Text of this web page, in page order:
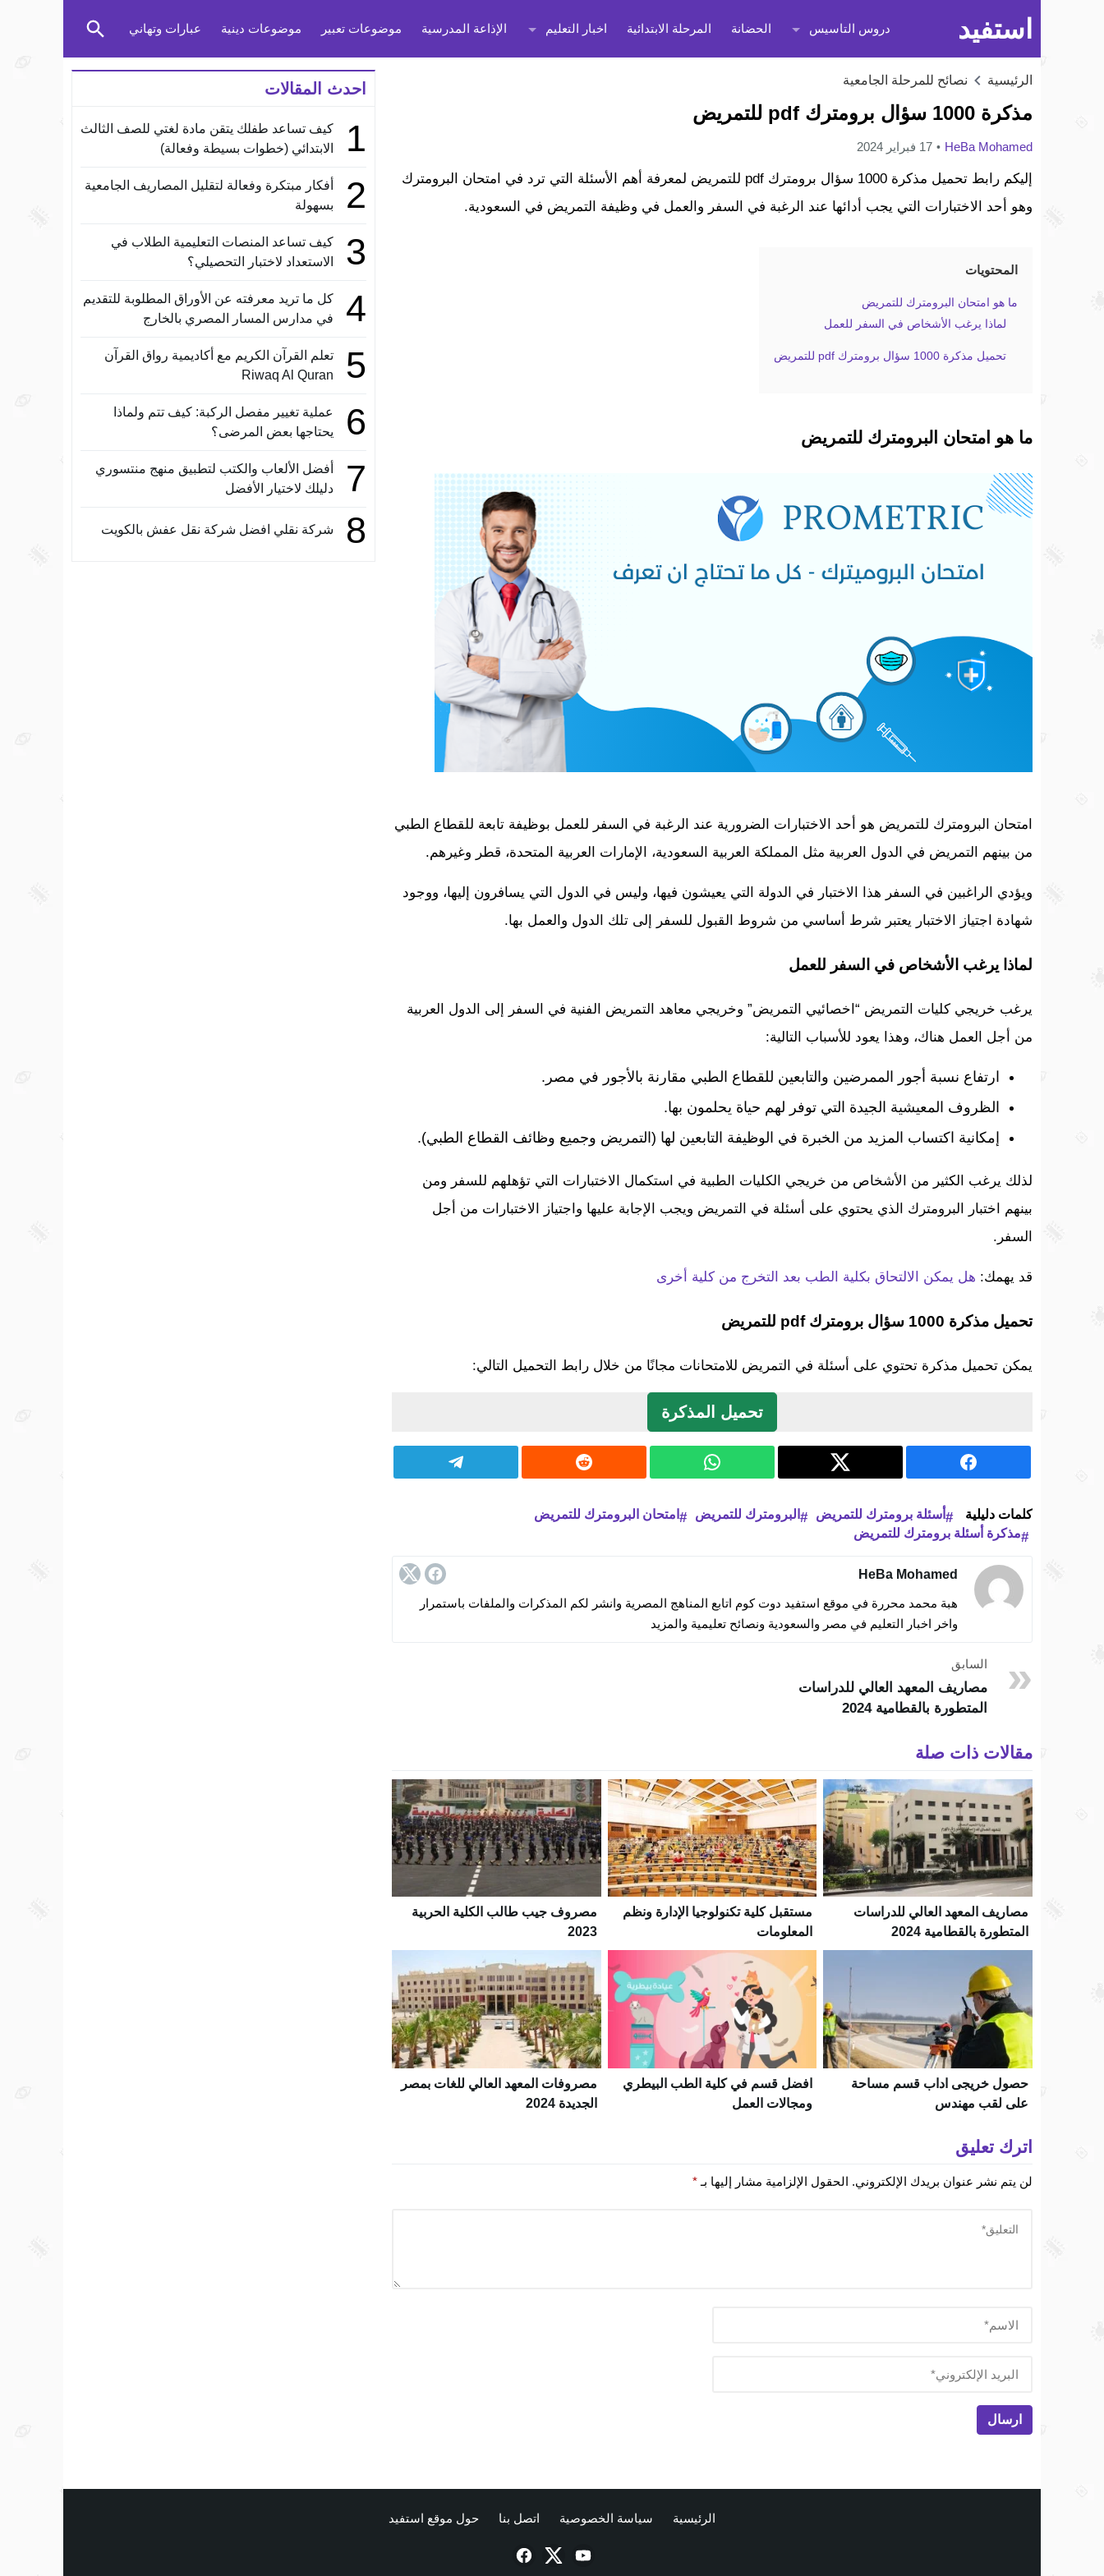
استفيد دروس التاسيس الحضانة المرحلة الابتدائية اخبار التعليم الإذاعة المدرسية موضوعات تعبير موضوعات دينية عبارات وتهاني
الرئيسية نصائح للمرحلة الجامعية
مذكرة 1000 سؤال برومترك pdf للتمريض
HeBa Mohamed 17 فبراير 2024
إليكم رابط تحميل مذكرة 1000 سؤال برومترك pdf للتمريض لمعرفة أهم الأسئلة التي ترد في امتحان البرومترك
وهو أحد الاختبارات التي يجب أدائها عند الرغبة في السفر والعمل في وظيفة التمريض في السعودية.
المحتويات
ما هو امتحان البرومترك للتمريض
لماذا يرغب الأشخاص في السفر للعمل
تحميل مذكرة 1000 سؤال برومترك pdf للتمريض
ما هو امتحان البرومترك للتمريض
امتحان البرومترك للتمريض هو أحد الاختبارات الضرورية عند الرغبة في السفر للعمل بوظيفة تابعة للقطاع الطبي
من بينهم التمريض في الدول العربية مثل المملكة العربية السعودية، الإمارات العربية المتحدة، قطر وغيرهم.
ويؤدي الراغبين في السفر هذا الاختبار في الدولة التي يعيشون فيها، وليس في الدول التي يسافرون إليها، ووجود
شهادة اجتياز الاختبار يعتبر شرط أساسي من شروط القبول للسفر إلى تلك الدول والعمل بها.
لماذا يرغب الأشخاص في السفر للعمل
يرغب خريجي كليات التمريض “اخصائيي التمريض” وخريجي معاهد التمريض الفنية في السفر إلى الدول العربية
من أجل العمل هناك، وهذا يعود للأسباب التالية:
ارتفاع نسبة أجور الممرضين والتابعين للقطاع الطبي مقارنة بالأجور في مصر.
الظروف المعيشية الجيدة التي توفر لهم حياة يحلمون بها.
إمكانية اكتساب المزيد من الخبرة في الوظيفة التابعين لها (التمريض وجميع وظائف القطاع الطبي).
لذلك يرغب الكثير من الأشخاص من خريجي الكليات الطبية في استكمال الاختبارات التي تؤهلهم للسفر ومن
بينهم اختبار البرومترك الذي يحتوي على أسئلة في التمريض ويجب الإجابة عليها واجتياز الاختبارات من أجل
السفر.
قد يهمك: هل يمكن الالتحاق بكلية الطب بعد التخرج من كلية أخرى
تحميل مذكرة 1000 سؤال برومترك pdf للتمريض
يمكن تحميل مذكرة تحتوي على أسئلة في التمريض للامتحانات مجانًا من خلال رابط التحميل التالي:
تحميل المذكرة
كلمات دليلية أسئلة برومترك للتمريض البرومترك للتمريض
امتحان البرومترك للتمريض
مذكرة أسئلة برومترك للتمريض
HeBa Mohamed
هبة محمد محررة في موقع استفيد دوت كوم اتابع المناهج المصرية وانشر لكم المذكرات والملفات باستمرار
واخر اخبار التعليم في مصر والسعودية ونصائح تعليمية والمزيد
السابق
مصاريف المعهد العالي للدراسات
المتطورة بالقطامية 2024
مقالات ذات صلة
مصاريف المعهد العالي للدراسات
المتطورة بالقطامية 2024
مستقبل كلية تكنولوجيا الإدارة ونظم
المعلومات
مصروف جيب طالب الكلية الحربية
2023
حصول خريجى اداب قسم مساحة
على لقب مهندس
افضل قسم في كلية الطب البيطري
ومجالات العمل
مصروفات المعهد العالي للغات بمصر
الجديدة 2024
اترك تعليق
لن يتم نشر عنوان بريدك الإلكتروني. الحقول الإلزامية مشار إليها بـ *
احدث المقالات
1
كيف تساعد طفلك يتقن مادة لغتي للصف الثالث
الابتدائي (خطوات بسيطة وفعالة)
2
أفكار مبتكرة وفعالة لتقليل المصاريف الجامعية
بسهولة
3
كيف تساعد المنصات التعليمية الطلاب في
الاستعداد لاختبار التحصيلي؟
4
كل ما تريد معرفته عن الأوراق المطلوبة للتقديم
في مدارس المسار المصري بالخارج
5
تعلم القرآن الكريم مع أكاديمية رواق القرآن
Riwaq Al Quran
6
عملية تغيير مفصل الركبة: كيف تتم ولماذا
يحتاجها بعض المرضى؟
7
أفضل الألعاب والكتب لتطبيق منهج منتسوري
دليلك لاختيار الأفضل
8 شركة نقلي افضل شركة نقل عفش بالكويت
الرئيسية سياسة الخصوصية اتصل بنا حول موقع استفيد